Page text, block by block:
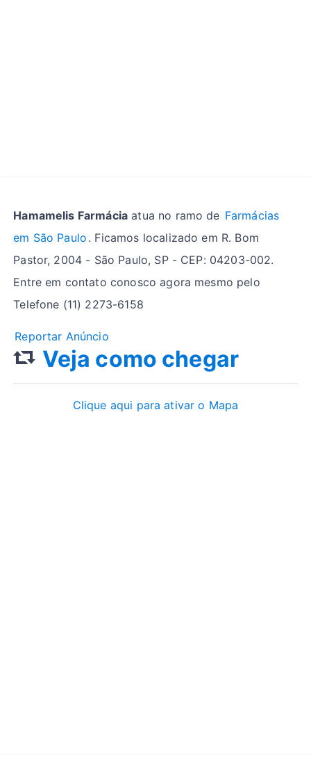
Hamamelis Farmácia atua no ramo de Farmácias
em São Paulo . Ficamos localizado em R. Bom
Pastor, 2004 - São Paulo, SP - CEP: 04203-002.
Entre em contato conosco agora mesmo pelo
Telefone (11) 2273-6158
Reportar Anúncio
Veja como chegar
Clique aqui para ativar o Mapa